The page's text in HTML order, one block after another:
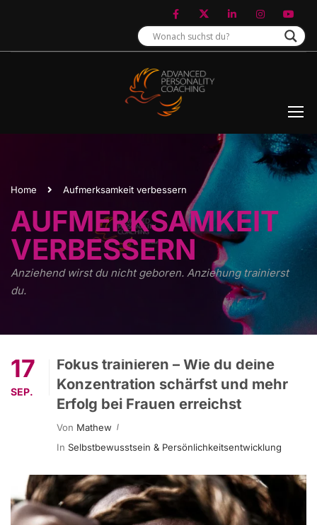
Home Aufmerksamkeit verbessern
AUFMERKSAMKEIT
VERBESSERN
Anziehend wirst du nicht geboren. Anziehung trainierst
du.
17
SEP.
Fokus trainieren – Wie du deine
Konzentration schärfst und mehr
Erfolg bei Frauen erreichst
Von Mathew
In Selbstbewusstsein & Persönlichkeitsentwicklung